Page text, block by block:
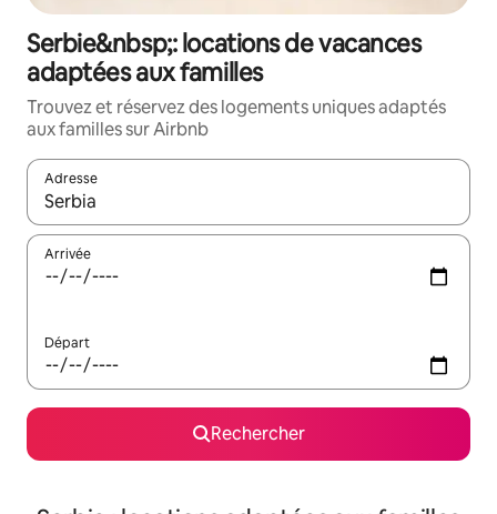
Serbie&nbsp;: locations de vacances
adaptées aux familles
Trouvez et réservez des logements uniques adaptés
aux familles sur Airbnb
Adresse
Lorsque les résultats s'affichent, utilisez les flèches vers le
Arrivée
Départ
Rechercher